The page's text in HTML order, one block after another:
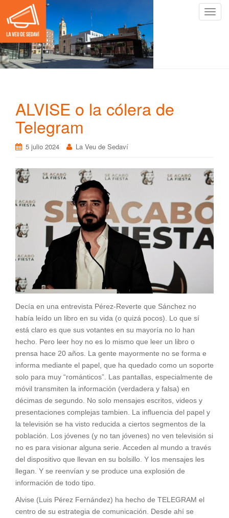
C
c
i
n
ALVISE o la cólera de
Telegram
5 julio 2024 La Veu de Sedaví
Decía en una entrevista Pérez-Reverte que Sánchez no
había leído un libro en su vida (o quizá pocos). Lo que sí
está claro es que sus votantes en su mayoría no lo han
hecho. Pero leer hoy no es lo mismo que leer un libro o
prensa hace 20 años. La gente mayormente no se forma e
informa mediante el papel, que ha quedado como un soporte
solo para muy “románticos”. Las pantallas, especialmente de
móvil transmiten la información (verdadera y falsa) en
décimas de segundo. No solo mensajes escritos, videos y
presentaciones complejas tambien. La influencia del papel y
la televisión se ha visto reducida a ciertos segmentos de la
población. Los jóvenes (y no tan jóvenes) no ven televisión si
no es para visionar alguna serie. Acceden al mundo a través
del dispositivo que llevan en su bolsillo. Y los mensajes les
llegan. Y se reenvían y se produce una explosión de
información de todo tipo.
Alvise (Luis Pérez Fernández) ha hecho de TELEGRAM el
centro de su estrategia de comunicación. Desde ahí se